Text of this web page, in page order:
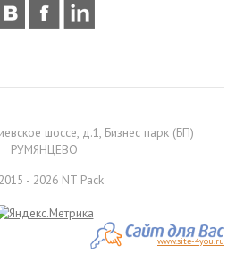
шоссе, д.1, Бизнес парк (БП)
РУМЯНЦЕВО
- 2026 NT Pack
www.site-4you.ru